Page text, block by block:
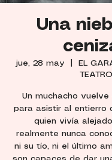
Una
jue, 28 may
EL
TEATRO
Un muchacho
para asistir al entierro
quien vivía
realmente nunca
ni su tío, ni el último